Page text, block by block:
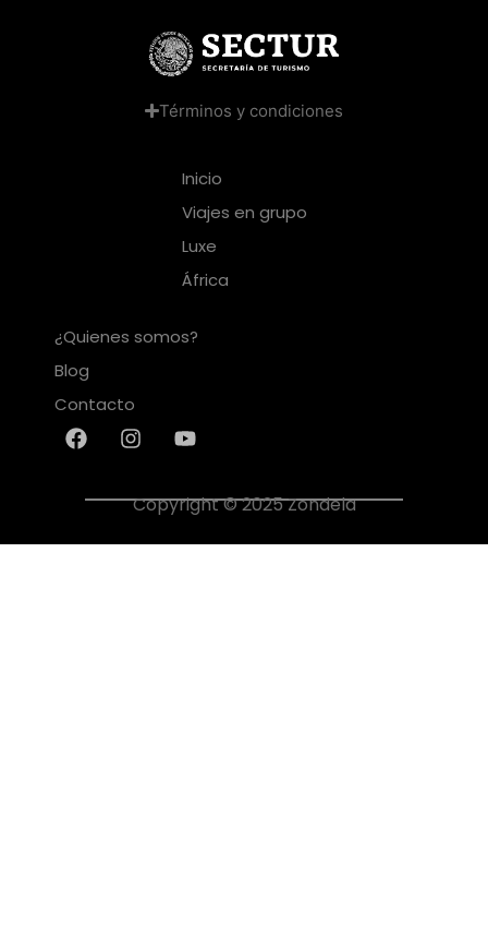
Términos y condiciones
Inicio
Viajes en grupo
Luxe
África
¿Quienes somos?
Blog
Contacto
Copyright © 2025 Zondela